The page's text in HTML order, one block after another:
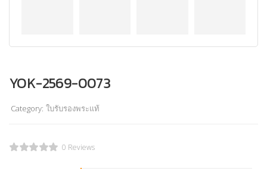
YOK-2569-0073
Category: ใบรับรองพระแท้
0 Reviews